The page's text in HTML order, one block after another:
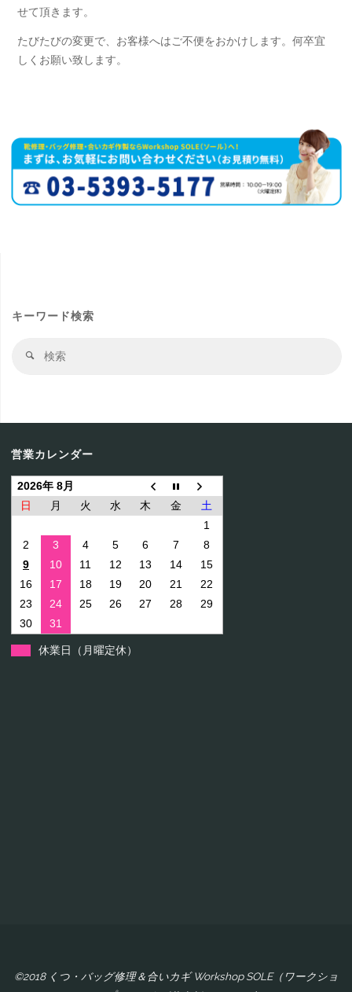
せて頂きます。
たびたびの変更で、お客様へはご不便をおかけします。何卒宜
しくお願い致します。
キーワード検索
検
営業カレンダー
2026年 8月
日
月 火 水 木 金
土
1
2
3 4 5 6 7
8
9
10 11 12 13 14
15
16
17 18 19 20 21
22
23
24 25 26 27 28
29
30
31
休業日（月曜定休）
©2018 くつ・バッグ修理＆合いカギ Workshop SOLE（ワークショ